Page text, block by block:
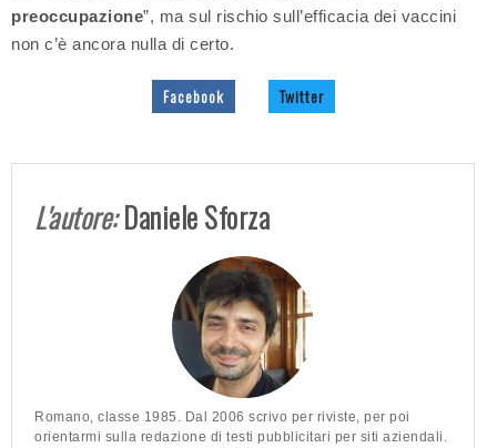
preoccupazione”, ma sul rischio sull’efficacia dei vaccini
non c’è ancora nulla di certo.
Facebook Twitter
L'autore:Daniele Sforza
Romano, classe 1985. Dal 2006 scrivo per riviste, per poi
orientarmi sulla redazione di testi pubblicitari per siti aziendali.